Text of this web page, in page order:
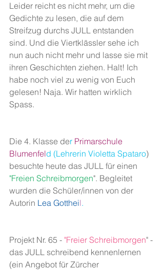
Leider reicht es nicht mehr, um die
Gedichte zu lesen, die auf dem
Streifzug durchs JULL entstanden
sind. Und die Viertklässler sehe ich
nun auch nicht mehr und lasse sie mit
ihren Geschichten ziehen. Halt! Ich
habe noch viel zu wenig von Euch
gelesen! Naja. Wir hatten wirklich
Spass.
Die 4. Klasse der Primarschule
Blumenfeld (Lehrerin Violetta Spataro)
besuchte heute das JULL für einen
"Freien Schreibmorgen". Begleitet
wurden die Schüler/innen von der
Autorin Lea Gottheil.
Projekt Nr. 65 - "Freier Schreibmorgen" -
das JULL schreibend kennenlernen
(ein Angebot für Zürcher